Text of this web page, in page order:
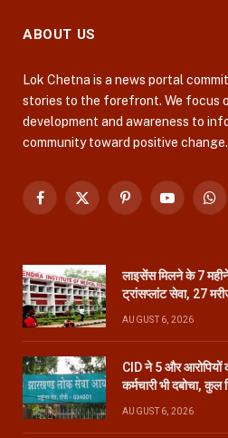
ABOUT US
Lok Chetna is a news portal
stories to the forefront. We focus
development and awareness to
community toward positive change.
Facebook
X
PinterestYouTube
लाइसेंस मिलने के 7
ट्रांसप्लांट सेवा, 27
AUGUST 6, 2026
CID ने 5 और
कर्मचारी भी दबोचा, कुल
AUGUST 6, 2026